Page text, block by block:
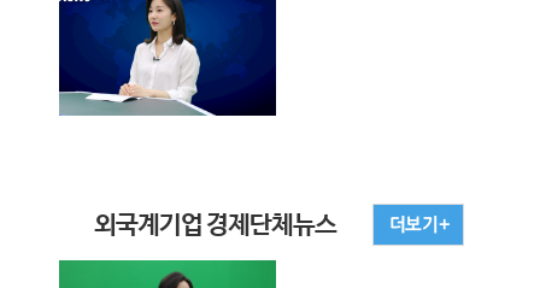
외국계기업 경제단체뉴스